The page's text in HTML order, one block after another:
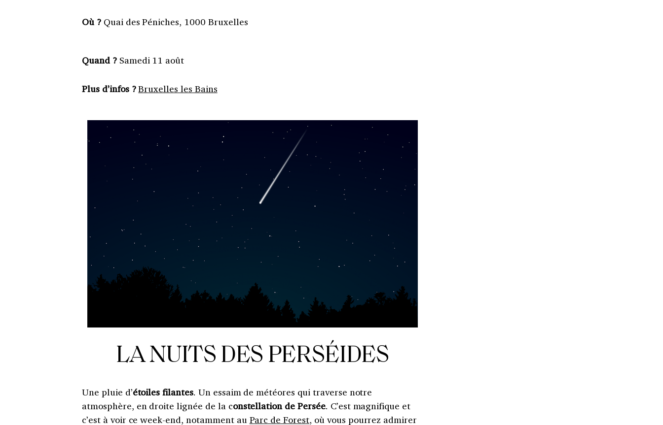
Où ?Quai des Péniches, 1000 Bruxelles
Quand ?Samedi 11 août
Plus d’infos ? Bruxelles les Bains
LA NUITS DES PERSÉIDES
Une pluie d’étoiles filantes. Un essaim de météores qui traverse notre
atmosphère, en droite lignée de la constellation de Persée. C’est magnifique et
c’est à voir ce week-end, notamment au Parc de Forest, où vous pourrez admirer